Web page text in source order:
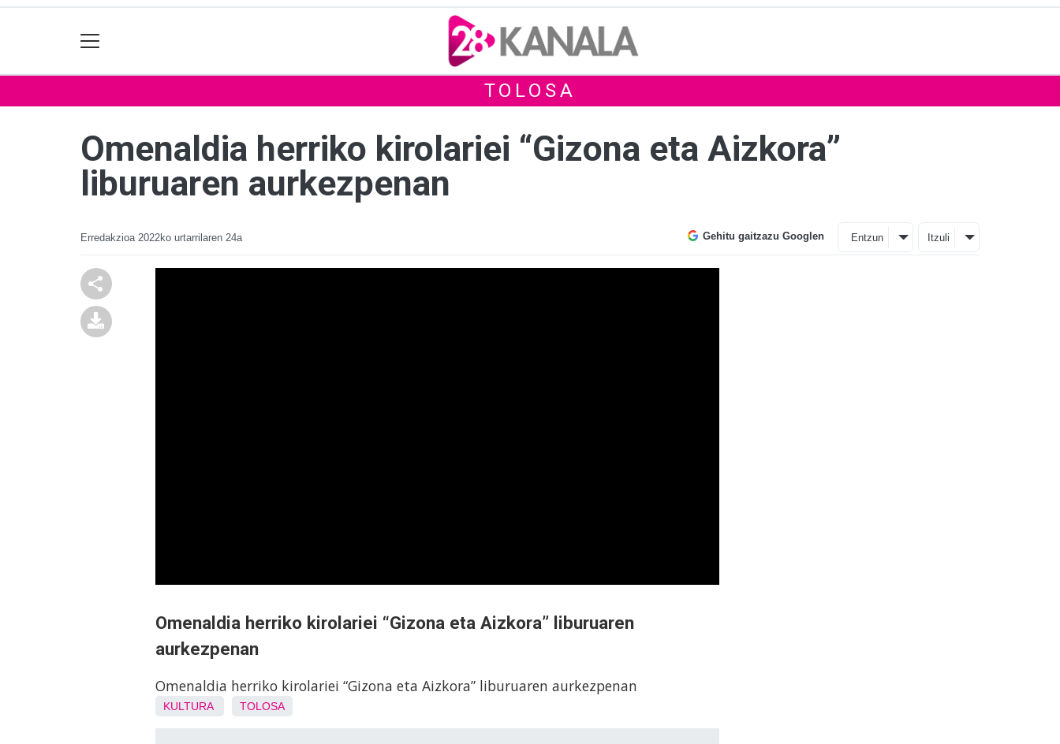
TOLOSA
Omenaldia herriko kirolariei “Gizona eta Aizkora”
liburuaren aurkezpenan
Erredakzioa 2022ko urtarrilaren 24a Gehitu gaitzazu Googlen Entzun Itzuli
Omenaldia herriko kirolariei “Gizona eta Aizkora” liburuaren
aurkezpenan
Omenaldia herriko kirolariei “Gizona eta Aizkora” liburuaren aurkezpenan
KULTURA TOLOSA